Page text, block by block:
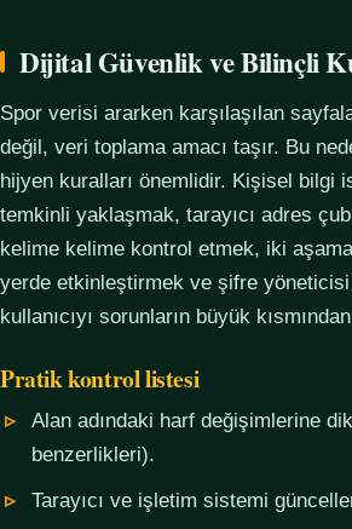
Dijital Güvenlik ve Bilinçli
Spor verisi ararken karşılaşılan
değil, veri toplama amacı taşır. Bu
hijyen kuralları önemlidir. Kişisel bilgi
temkinli yaklaşmak, tarayıcı adres
kelime kelime kontrol etmek, iki
yerde etkinleştirmek ve şifre
kullanıcıyı sorunların büyük
Pratik kontrol listesi
Alan adındaki harf değişimlerine
benzerlikleri).
Tarayıcı ve işletim sistemi